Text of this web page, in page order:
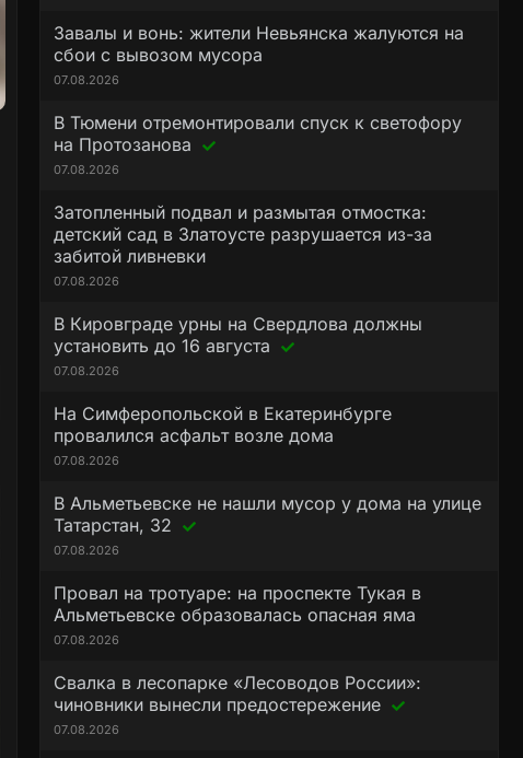
Завалы и вонь: жители Невьянска жалуются на
сбои с вывозом мусора
07.08.2026
В Тюмени отремонтировали спуск к светофору
на Протозанова
07.08.2026
Затопленный подвал и размытая отмостка:
детский сад в Златоусте разрушается из-за
забитой ливневки
07.08.2026
В Кировграде урны на Свердлова должны
установить до 16 августа
07.08.2026
На Симферопольской в Екатеринбурге
провалился асфальт возле дома
07.08.2026
В Альметьевске не нашли мусор у дома на улице
Татарстан, 32
07.08.2026
Провал на тротуаре: на проспекте Тукая в
Альметьевске образовалась опасная яма
07.08.2026
Свалка в лесопарке «Лесоводов России»:
чиновники вынесли предостережение
07.08.2026